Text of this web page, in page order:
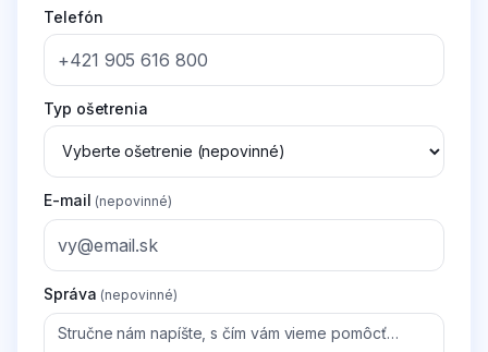
Telefón
Typ ošetrenia
E-mail (nepovinné)
Správa (nepovinné)